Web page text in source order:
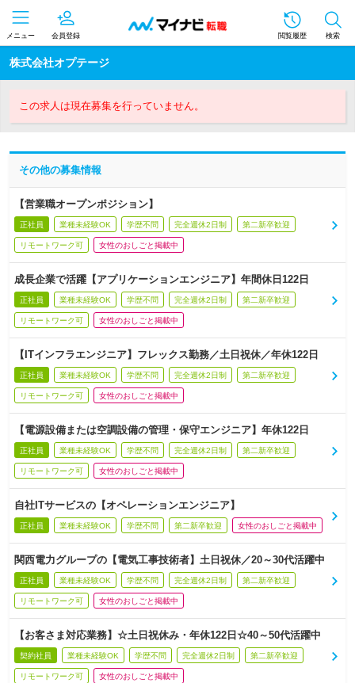
メニュー 会員登録 閲覧履歴 検索
株式会社オプテージ
この求人は現在募集を行っていません。
その他の募集情報
【営業職オープンポジション】
正社員 業種未経験OK 学歴不問 完全週休2日制 第二新卒歓迎
リモートワーク可 女性のおしごと掲載中
成長企業で活躍【アプリケーションエンジニア】年間休日122日
正社員 業種未経験OK 学歴不問 完全週休2日制 第二新卒歓迎
リモートワーク可 女性のおしごと掲載中
【ITインフラエンジニア】フレックス勤務／土日祝休／年休122日
正社員 業種未経験OK 学歴不問 完全週休2日制 第二新卒歓迎
リモートワーク可 女性のおしごと掲載中
【電源設備または空調設備の管理・保守エンジニア】年休122日
正社員 業種未経験OK 学歴不問 完全週休2日制 第二新卒歓迎
リモートワーク可 女性のおしごと掲載中
自社ITサービスの【オペレーションエンジニア】
正社員 業種未経験OK 学歴不問 第二新卒歓迎 女性のおしごと掲載中
関西電力グループの【電気工事技術者】土日祝休／20～30代活躍中
正社員 業種未経験OK 学歴不問 完全週休2日制 第二新卒歓迎
リモートワーク可 女性のおしごと掲載中
【お客さま対応業務】☆土日祝休み・年休122日☆40～50代活躍中
契約社員 業種未経験OK 学歴不問 完全週休2日制 第二新卒歓迎
リモートワーク可 女性のおしごと掲載中